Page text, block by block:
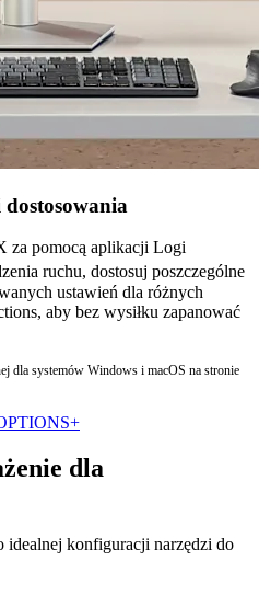
dostosowania
za pomocą aplikacji Logi
ruchu, dostosuj poszczególne
ustawień dla różnych
aby bez wysiłku zapanować
dla systemów Windows i macOS na stronie
dla
idealnej konfiguracji narzędzi do